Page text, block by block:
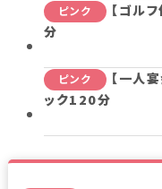
福岡県(2)
ピンク
【ゴル
分
ピンク
【一人
ック120分